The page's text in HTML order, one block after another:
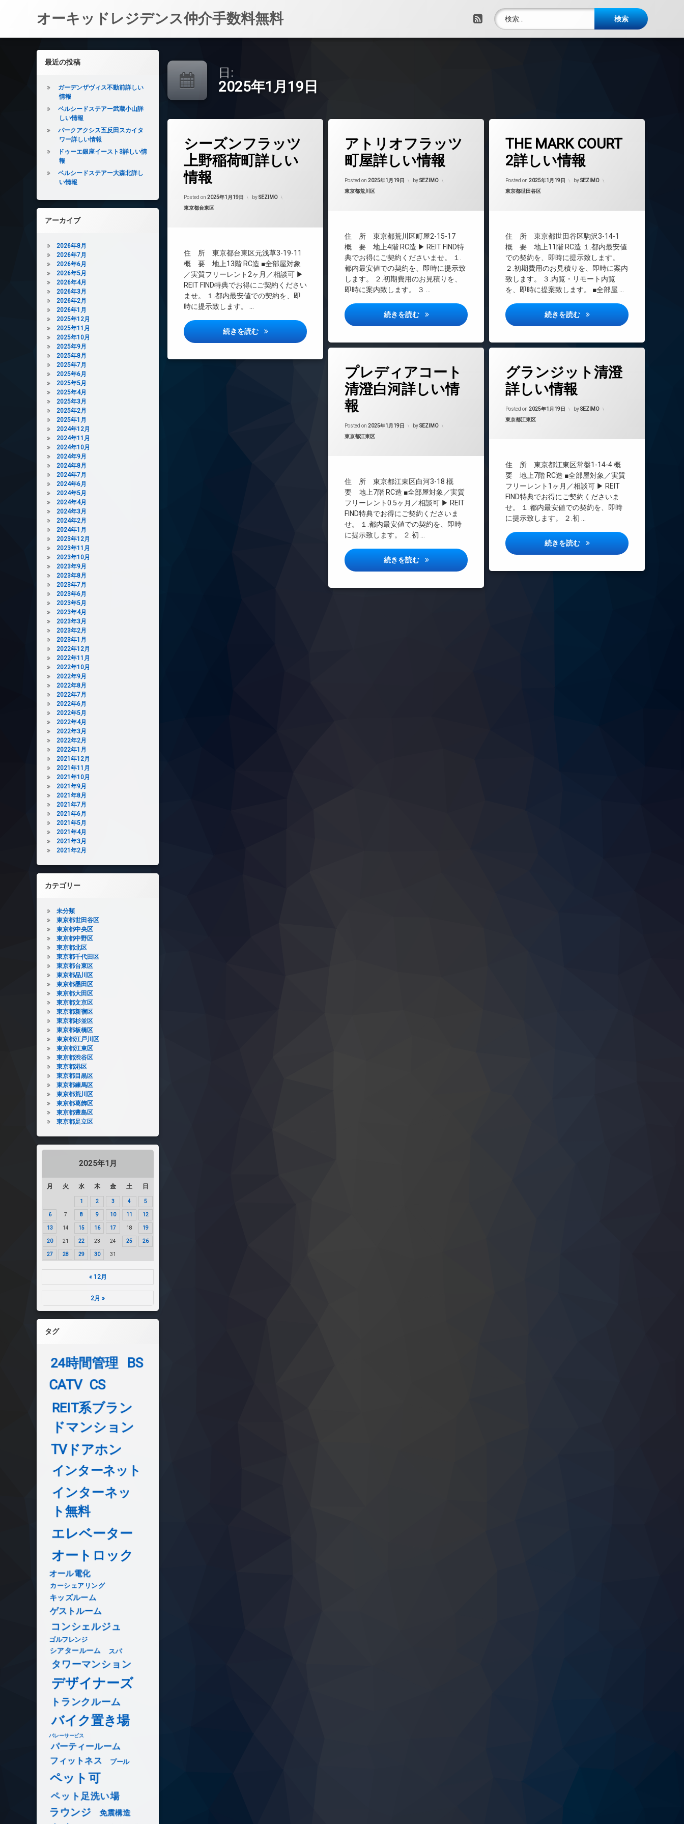
オーキッドレジデンス仲介手数料無料 RSS
検索:
日:
2025年1月19日
シーズンフラッツ
上野稲荷町詳しい
情報
Posted on 2025年1月19日 bySEZIMO
カテゴリー:
東京都台東区
住 所 東京都台東区元浅草3-19-11
概 要 地上13階 RC造 ■全部屋対象
／実質フリーレント2ヶ月／相談可 ▶
REIT FIND特典でお得にご契約ください
ませ。 １.都内最安値での契約を、即
時に提示致します。 …
続きを読む シーズンフラッツ上野稲荷町詳しい情報
24時間管理
CATV
REIT系ブランドマンション
オートロック
デザイナーズ
バイク置き場
宅配ボックス
敷地内ゴミ置き場
防犯カメラ
駐輪場
アトリオフラッツ
町屋詳しい情報
Posted on 2025年1月19日 bySEZIMO
カテゴリー:
東京都荒川区
住 所 東京都荒川区町屋2-15-17
概 要 地上4階 RC造 ▶ REIT FIND特
典でお得にご契約くださいませ。 １.
都内最安値での契約を、即時に提示致
します。 ２.初期費用のお見積りを、
即時に案内致します。 ３ …
続きを読む アトリオフラッツ町屋詳しい情報
24時間管理
CATV
インターネット無料
オートロック
デザイナーズ
宅配ボックス
敷地内ゴミ置き場
駐輪場
THE MARK COURT
2詳しい情報
Posted on 2025年1月19日 bySEZIMO
カテゴリー:
東京都世田谷区
住 所 東京都世田谷区駒沢3-14-1
概 要 地上11階 RC造 １.都内最安値
での契約を、即時に提示致します。
２.初期費用のお見積りを、即時に案内
致します。 ３.内覧・リモート内覧
を、即時に提案致します。 ■全部屋 …
続きを読む THE MARK COURT 2詳しい情報
24時間管理
CATV
エレベーター
オートロック
デザイナーズ
バイク置き場
分譲賃貸
敷地内ゴミ置き場
防犯カメラ
プレディアコート
清澄白河詳しい情
報
Posted on 2025年1月19日 bySEZIMO
カテゴリー:
東京都江東区
住 所 東京都江東区白河3-18 概
要 地上7階 RC造 ■全部屋対象／実質
フリーレント0.5ヶ月／相談可 ▶ REIT
FIND特典でお得にご契約くださいま
せ。 １.都内最安値での契約を、即時
に提示致します。 ２.初 …
続きを読む プレディアコート清澄白河詳しい情報
24時間管理
CATV
REIT系ブランドマンション
オートロック
デザイナーズ
バイク置き場
ペット可
宅配ボックス
敷地内ゴミ置き場
防犯カメラ
グランジット清澄
詳しい情報
Posted on 2025年1月19日 bySEZIMO
カテゴリー:
東京都江東区
住 所 東京都江東区常盤1-14-4 概
要 地上7階 RC造 ■全部屋対象／実質
フリーレント1ヶ月／相談可 ▶ REIT
FIND特典でお得にご契約くださいま
せ。 １.都内最安値での契約を、即時
に提示致します。 ２.初 …
続きを読む グランジット清澄詳しい情報
CATV
REIT系ブランドマンション
エレベーター
オートロック
デザイナーズ
バイク置き場
宅配ボックス
防犯カメラ
駐輪場
左サイドバー
最近の投稿
ガーデンザヴィス不動前詳しい
情報
ベルシードステアー武蔵小山詳
しい情報
パークアクシス五反田スカイタ
ワー詳しい情報
ドゥーエ銀座イースト3詳しい情
報
ベルシードステアー大森北詳し
い情報
アーカイブ
2026年8月
2026年7月
2026年6月
2026年5月
2026年4月
2026年3月
2026年2月
2026年1月
2025年12月
2025年11月
2025年10月
2025年9月
2025年8月
2025年7月
2025年6月
2025年5月
2025年4月
2025年3月
2025年2月
2025年1月
2024年12月
2024年11月
2024年10月
2024年9月
2024年8月
2024年7月
2024年6月
2024年5月
2024年4月
2024年3月
2024年2月
2024年1月
2023年12月
2023年11月
2023年10月
2023年9月
2023年8月
2023年7月
2023年6月
2023年5月
2023年4月
2023年3月
2023年2月
2023年1月
2022年12月
2022年11月
2022年10月
2022年9月
2022年8月
2022年7月
2022年6月
2022年5月
2022年4月
2022年3月
2022年2月
2022年1月
2021年12月
2021年11月
2021年10月
2021年9月
2021年8月
2021年7月
2021年6月
2021年5月
2021年4月
2021年3月
2021年2月
カテゴリー
未分類
東京都世田谷区
東京都中央区
東京都中野区
東京都北区
東京都千代田区
東京都台東区
東京都品川区
東京都墨田区
東京都大田区
東京都文京区
東京都新宿区
東京都杉並区
東京都板橋区
東京都江戸川区
東京都江東区
東京都渋谷区
東京都港区
東京都目黒区
東京都練馬区
東京都荒川区
東京都葛飾区
東京都豊島区
東京都足立区
2025年1月
月 火 水 木 金 土 日
1 2 3 4 5
6 7 8 9 10 11 12
13 14 15 16 17 18 19
20 21 22 23 24 25 26
27 28 29 30 31
« 12月
2月 »
タグ
24時間管理
BS
CATV CS
REIT系ブラン
ドマンション
TVドアホン
インターネット
インターネッ
ト無料
エレベーター
オートロック
オール電化
カーシェアリング
キッズルーム
ゲストルーム
コンシェルジュ
ゴルフレンジ
シアタールーム スパ
タワーマンション
デザイナーズ
トランクルーム
バイク置き場
バレーサービス
パーティールーム
フィットネス プール
ペット可
ペット足洗い場
ラウンジ 免震構造